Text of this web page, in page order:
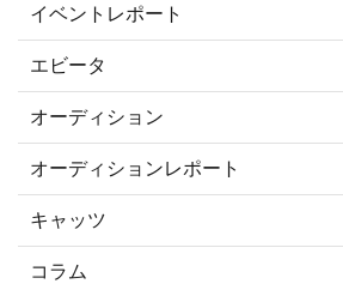
イベントレポート
エビータ
オーディション
オーディションレポート
キャッツ
コラム